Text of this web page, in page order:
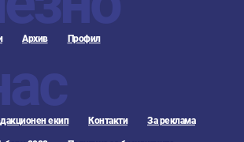
Архив Профил
екип Контакти За реклама